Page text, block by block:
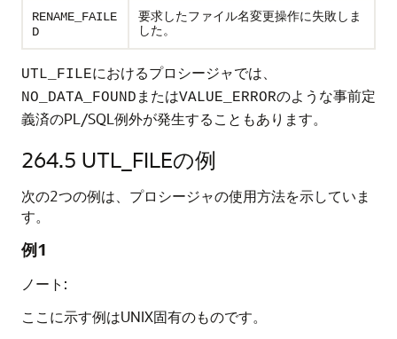
RENAME_FAILE
D
要求したファイル名変更操作に失敗しま
した。
UTL_FILEにおけるプロシージャでは、
NO_DATA_FOUND またはVALUE_ERRORのような事前定
義済のPL/SQL例外が発生することもあります。
264.5 UTL_FILEの例
次の2つの例は、プロシージャの使用方法を示していま
す。
例1
ノート:
ここに示す例はUNIX固有のものです。